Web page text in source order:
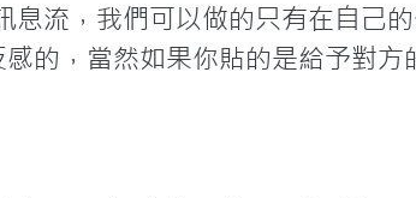
流，我們可以做的只有在自己
的，當然如果你貼的是給予對方